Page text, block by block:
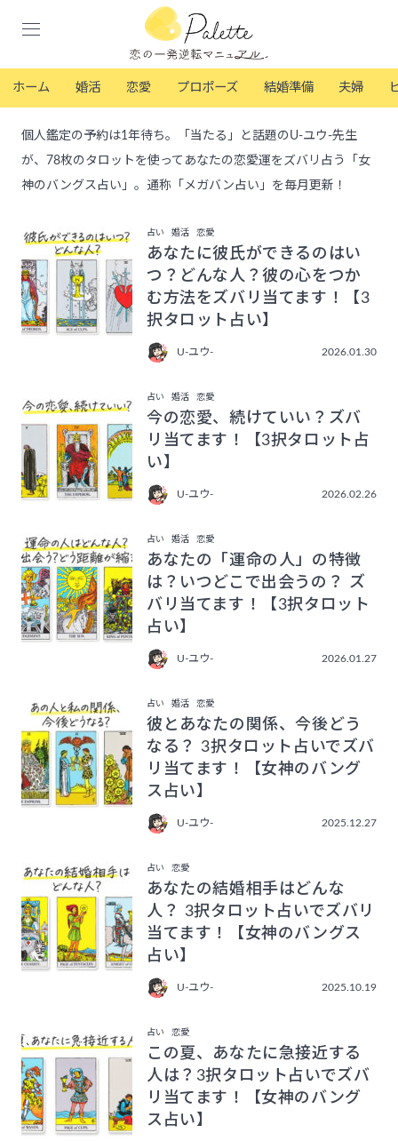
ホーム 婚活 恋愛 プロポーズ 結婚準備 夫婦
個人鑑定の予約は1年待ち。「当たる」と話題のU-ユウ-先生
が、78枚のタロットを使ってあなたの恋愛運をズバリ占う「女
神のバングス占い」。通称「メガバン占い」を毎月更新！
占い 婚活 恋愛
あなたに彼氏ができるのはい
つ？どんな人？彼の心をつか
む方法をズバリ当てます！【3
択タロット占い】
U-ユウ- 2026.01.30
占い 婚活 恋愛
今の恋愛、続けていい？ズバ
リ当てます！【3択タロット占
い】
U-ユウ- 2026.02.26
占い 婚活 恋愛
あなたの「運命の人」の特徴
は？いつどこで出会うの？ ズ
バリ当てます！【3択タロット
占い】
U-ユウ- 2026.01.27
占い 婚活 恋愛
彼とあなたの関係、今後どう
なる？ 3択タロット占いでズバ
リ当てます！【女神のバング
ス占い】
U-ユウ- 2025.12.27
占い 恋愛
あなたの結婚相手はどんな
人？ 3択タロット占いでズバリ
当てます！【女神のバングス
占い】
U-ユウ- 2025.10.19
占い 恋愛
この夏、あなたに急接近する
人は？3択タロット占いでズバ
リ当てます！【女神のバング
ス占い】